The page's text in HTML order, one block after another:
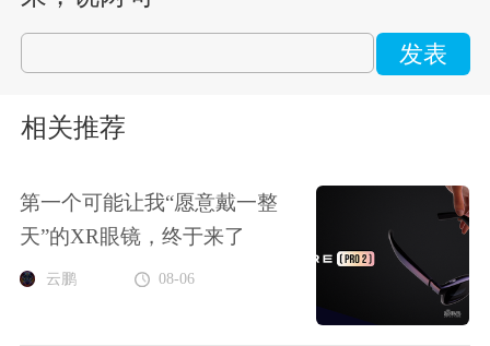
发表
相关推荐
第一个可能让我“愿意戴一整
天”的XR眼镜，终于来了
云鹏 08-06